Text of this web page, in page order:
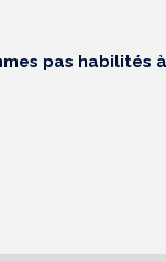
pas habilités à